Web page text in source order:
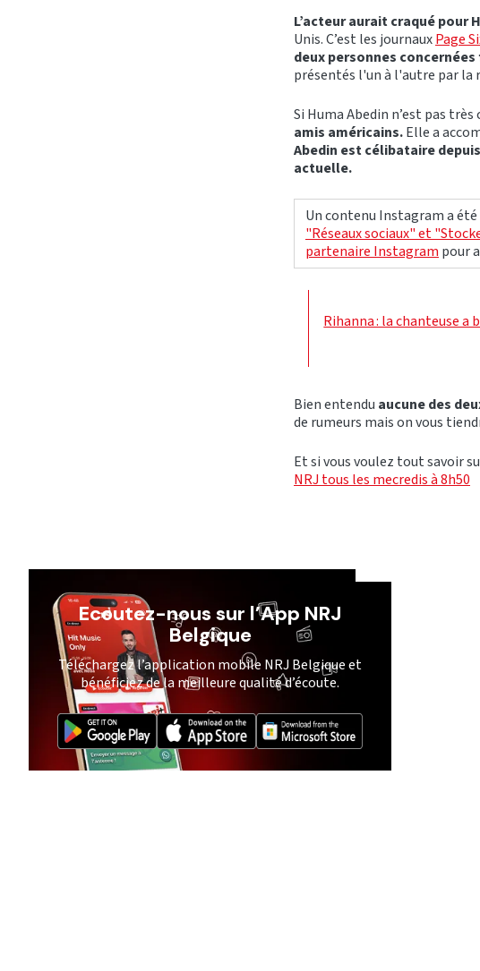
L’acteur aurait craqué pour
Unis. C’est les journauxPage
deux personnes
présentés l'un à l'autre par la
Si Huma Abedin n’est pas
amis américains.Elle a
Abedin est célibataire
actuelle.
Un contenu Instagram a
"Réseaux sociaux" et
partenaire Instagram pour
Rihanna : la chanteuse a
Bien entendu aucune des
de rumeurs mais on vous
Et si vous voulez tout savoir
NRJ tous les mecredis à 8h50
Ecoutez-nous sur l’App NRJ
Belgique
Téléchargez l’application mobile NRJ Belgique et
bénéficiez de la meilleure qualité d’écoute.